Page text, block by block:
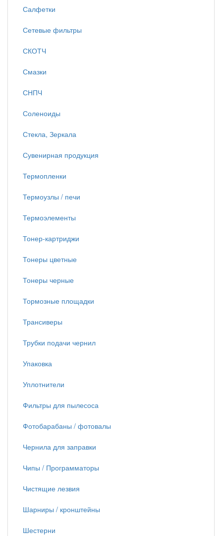
Салфетки
Сетевые фильтры
СКОТЧ
Смазки
СНПЧ
Соленоиды
Стекла, Зеркала
Сувенирная продукция
Термопленки
Термоузлы / печи
Термоэлементы
Тонер-картриджи
Тонеры цветные
Тонеры черные
Тормозные площадки
Трансиверы
Трубки подачи чернил
Упаковка
Уплотнители
Фильтры для пылесоса
Фотобарабаны / фотовалы
Чернила для заправки
Чипы / Программаторы
Чистящие лезвия
Шарниры / кронштейны
Шестерни